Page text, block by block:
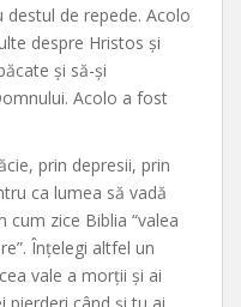
de repede. Acolo
despre Hristos și
și să-și
Acolo a fost
prin depresii, prin
ca lumea să vadă
zice Biblia “valea
Înțelegi altfel un
vale a morții și ai
pierderi când și tu ai